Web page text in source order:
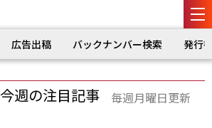
広告出稿 バックナンバー検索 発行
週の注目記事 毎週月曜日更新